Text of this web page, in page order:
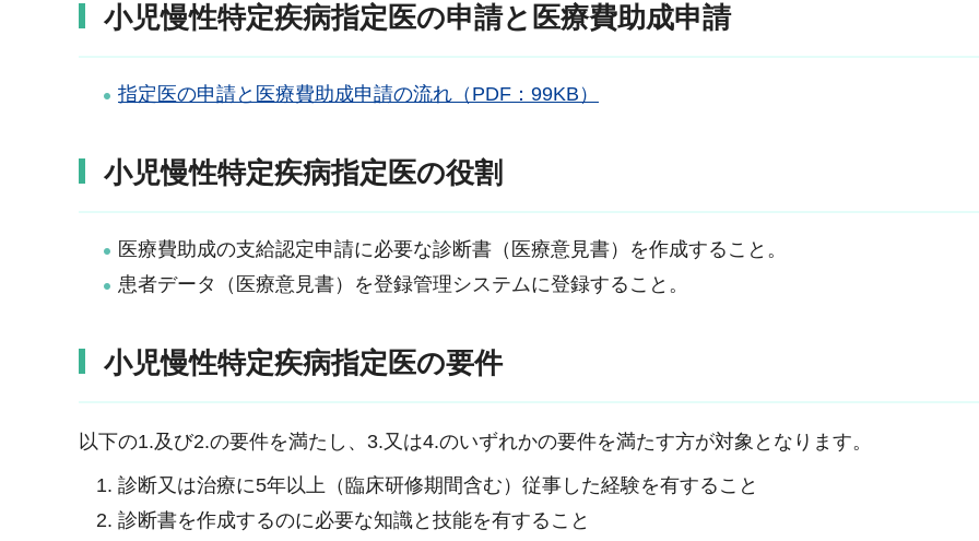
小児慢性特定疾病指定医の申請と医療費助成申請
指定医の申請と医療費助成申請の流れ（PDF：99KB）
小児慢性特定疾病指定医の役割
医療費助成の支給認定申請に必要な診断書（医療意見書）を作成すること。
患者データ（医療意見書）を登録管理システムに登録すること。
小児慢性特定疾病指定医の要件
以下の1.及び2.の要件を満たし、3.又は4.のいずれかの要件を満たす方が対象となります。
診断又は治療に5年以上（臨床研修期間含む）従事した経験を有すること
診断書を作成するのに必要な知識と技能を有すること